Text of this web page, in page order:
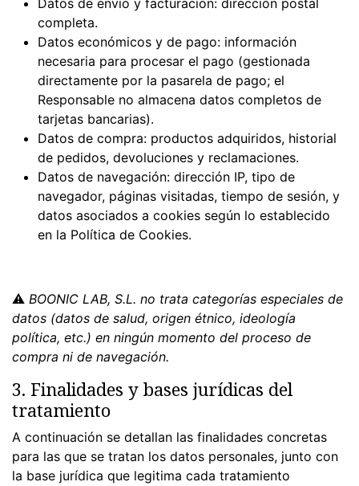
Datos de envío y facturación: dirección postal
completa.
Datos económicos y de pago: información
necesaria para procesar el pago (gestionada
directamente por la pasarela de pago; el
Responsable no almacena datos completos de
tarjetas bancarias).
Datos de compra: productos adquiridos, historial
de pedidos, devoluciones y reclamaciones.
Datos de navegación: dirección IP, tipo de
navegador, páginas visitadas, tiempo de sesión, y
datos asociados a cookies según lo establecido
en la Política de Cookies.
⚠ BOONIC LAB, S.L. no trata categorías especiales de
datos (datos de salud, origen étnico, ideología
política, etc.) en ningún momento del proceso de
compra ni de navegación.
3. Finalidades y bases jurídicas del
tratamiento
A continuación se detallan las finalidades concretas
para las que se tratan los datos personales, junto con
la base jurídica que legitima cada tratamiento